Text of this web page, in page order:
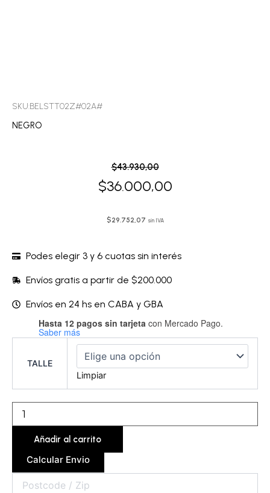
SKU:BELSTT02Z#02A#
NEGRO
$43.930,00
El
precio
original
$43.930,00.
$36.000,00
El
precio
actual
$36.000,00.
$29.752,07 sin IVA
Podes elegir 3 y 6 cuotas sin interés
Envíos gratis a partir de $200.000
Envíos en 24 hs en CABA y GBA
Hasta 12 pagos sin tarjeta con Mercado Pago.
Saber más
TALLE
Limpiar
Conjunto
sin
Añadir al carrito
Calcular Envio